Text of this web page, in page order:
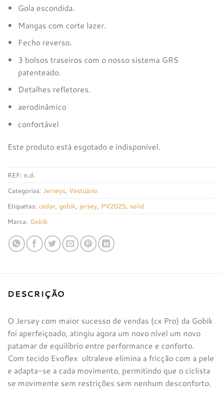
Gola escondida.
Mangas com corte lazer.
Fecho reverso.
3 bolsos traseiros com o nosso sistema GRS
patenteado.
Detalhes refletores.
aerodinâmico
confortável
Este produto está esgotado e indisponível.
REF: n.d.
Categorias: Jerseys, Vestuário
Etiquetas: cedar, gobik, jersey, PV2025, solid
Marca: Gobik
DESCRIÇÃO
O Jersey com maior sucesso de vendas (cx Pro) da Gobik
foi aperfeiçoado, atingiu agora um novo nível um novo
patamar de equilíbrio entre performance e conforto.
Com tecido Evoflex ultraleve elimina a fricção com a pele
e adapta-se a cada movimento, permitindo que o ciclista
se movimente sem restrições sem nenhum desconforto.